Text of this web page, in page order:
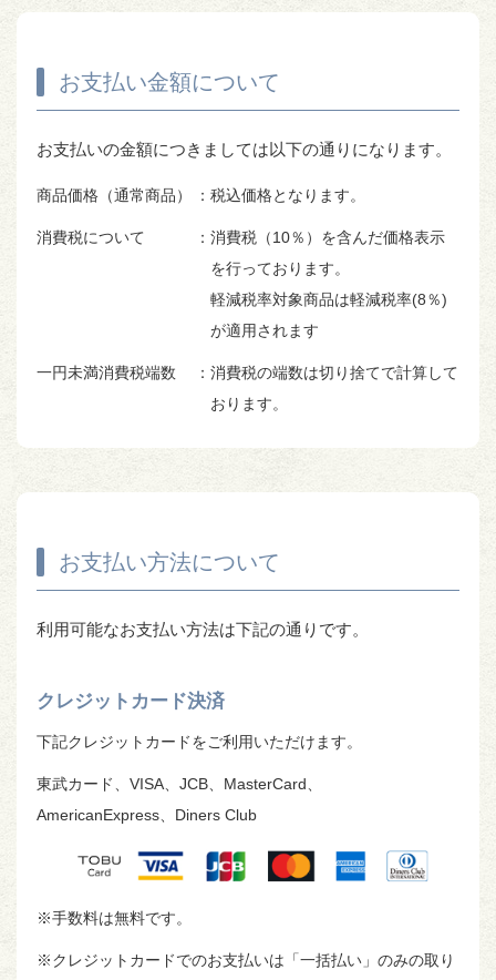
お支払い金額について
お支払いの金額につきましては以下の通りになります。
商品価格（通常商品） ：税込価格となります。
消費税について
：消費税（10％）を含んだ価格表示
を行っております。
軽減税率対象商品は軽減税率(8％)
が適用されます
一円未満消費税端数
：消費税の端数は切り捨てで計算して
おります。
お支払い方法について
利用可能なお支払い方法は下記の通りです。
クレジットカード決済
下記クレジットカードをご利用いただけます。
東武カード、VISA、JCB、MasterCard、
AmericanExpress、Diners Club
※手数料は無料です。
※クレジットカードでのお支払いは「一括払い」のみの取り